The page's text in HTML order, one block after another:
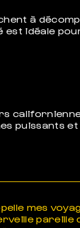
à
idéale
puissants
mes
pareille